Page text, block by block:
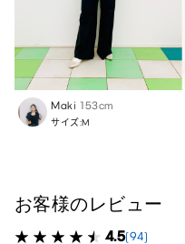
Maki 153cm
サイズ:M
お客様のレビュー
4.5(94)